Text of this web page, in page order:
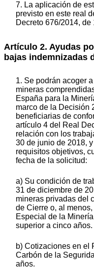
7. La aplicación de
previsto en este real
Decreto 676/2014, de
Artículo 2. Ayudas
bajas indemnizadas
1. Se podrán acoger
mineras
España para la
marco de la Decisión
beneficiarias de
artículo 4 del Real
relación con los
30 de junio de 2018,
requisitos objetivos,
fecha de la solicitud:
a) Su condición de
31 de diciembre de
mineras privadas del
de Cierre o, al
Especial de la
superior a cinco años.
b) Cotizaciones en el
Carbón de la
años.